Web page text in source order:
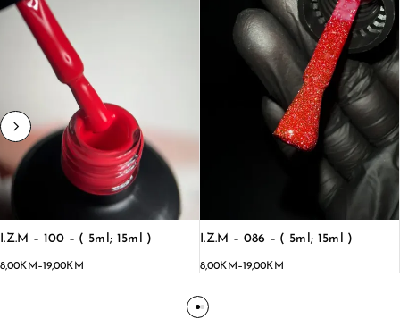
I.Z.M – 100 – ( 5ml; 15ml )
8,00KM –19,00KM
I.Z.M – 086 – ( 5ml; 15ml )
8,00KM –19,00KM